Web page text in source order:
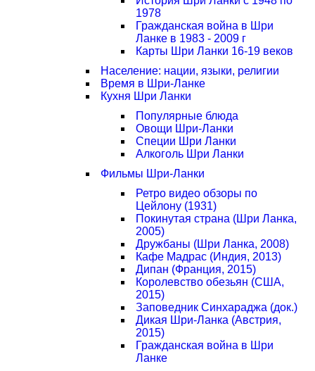
1978
Гражданская война в Шри
Ланке в 1983 - 2009 г
Карты Шри Ланки 16-19 веков
Население: нации, языки, религии
Время в Шри-Ланке
Кухня Шри Ланки
Популярные блюда
Овощи Шри-Ланки
Специи Шри Ланки
Алкоголь Шри Ланки
Фильмы Шри-Ланки
Ретро видео обзоры по
Цейлону (1931)
Покинутая страна (Шри Ланка,
2005)
Дружбаны (Шри Ланка, 2008)
Кафе Мадрас (Индия, 2013)
Дипан (Франция, 2015)
Королевство обезьян (США,
2015)
Заповедник Синхараджа (док.)
Дикая Шри-Ланка (Австрия,
2015)
Гражданская война в Шри
Ланке